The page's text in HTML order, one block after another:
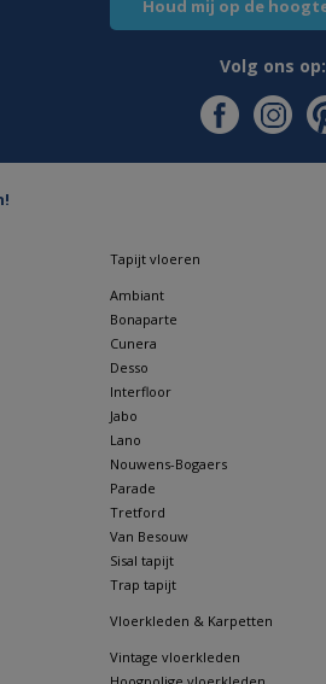
Volg ons op:
Tapijt vloeren
Ambiant
Bonaparte
Cunera
Desso
Interfloor
Jabo
Lano
Nouwens-Bogaers
Parade
Tretford
Van Besouw
Sisal tapijt
Trap tapijt
Vloerkleden & Karpetten
Vintage vloerkleden